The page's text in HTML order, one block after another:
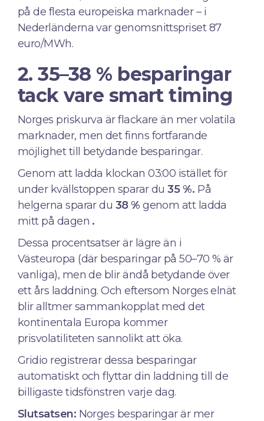
på de flesta europeiska marknader – i
Nederländerna var genomsnittspriset 87
euro/MWh.
2. 35–38 % besparingar
tack vare smart timing
Norges priskurva är flackare än mer volatila
marknader, men det finns fortfarande
möjlighet till betydande besparingar.
Genom att ladda klockan 03:00 istället för
under kvällstoppen sparar du35 %. På
helgerna sparar du 38 % genom att ladda
mitt på dagen .
Dessa procentsatser är lägre än i
Västeuropa (där besparingar på 50–70 % är
vanliga), men de blir ändå betydande över
ett års laddning. Och eftersom Norges elnät
blir alltmer sammankopplat med det
kontinentala Europa kommer
prisvolatiliteten sannolikt att öka.
Gridio registrerar dessa besparingar
automatiskt och flyttar din laddning till de
billigaste tidsfönstren varje dag.
Slutsatsen: Norges besparingar är mer